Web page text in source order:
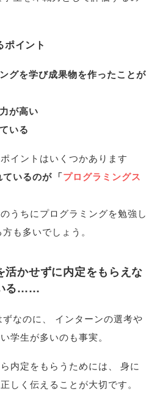
ポイント
グを学び成果物を作ったことが
が高い
いる
イントはいくつかあります
ているのが 「プログラミングス
うちにプログラミングを勉強し
も多いでしょう 。
活かせずに内定をもらえな
る……
なのに、
インターンの選考や
学生が多いのも事実。
内定をもらうためには、
身に
しく伝えることが大切です。